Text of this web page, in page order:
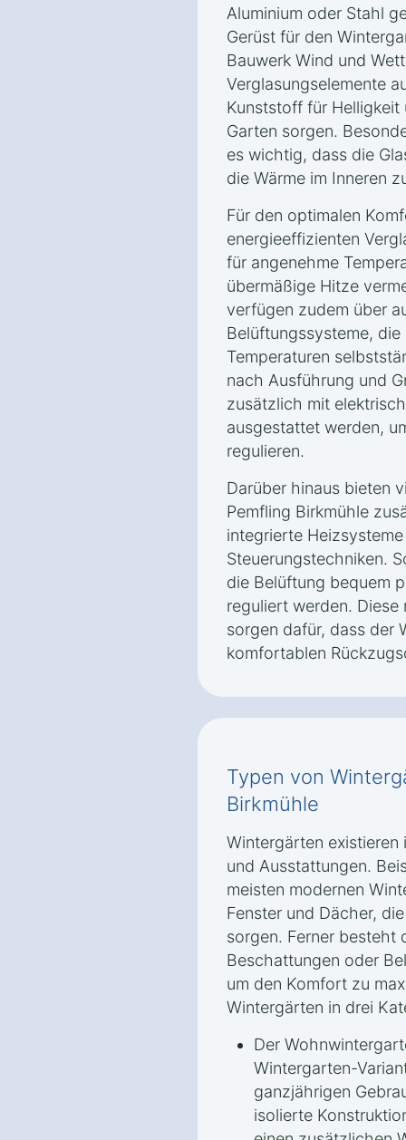
Aluminium oder Stahl
Gerüst für den
Bauwerk Wind und
Verglasungselemente
Kunststoff für Helligkeit
Garten sorgen.
es wichtig, dass die
die Wärme im Inneren
Für den optimalen
energieeffizienten
für angenehme
übermäßige Hitze
verfügen zudem über
Belüftungssysteme,
Temperaturen
nach Ausführung und
zusätzlich mit
ausgestattet werden,
regulieren.
Darüber hinaus bieten
Pemfling Birkmühle
integrierte
Steuerungstechniken.
die Belüftung bequem
reguliert werden.
sorgen dafür, dass der
komfortablen
Typen von
Birkmühle
Wintergärten existieren
und Ausstattungen.
meisten modernen
Fenster und Dächer,
sorgen. Ferner
Beschattungen oder
um den Komfort zu
Wintergärten in drei
Der
Wintergarten-
ganzjährigen
isolierte